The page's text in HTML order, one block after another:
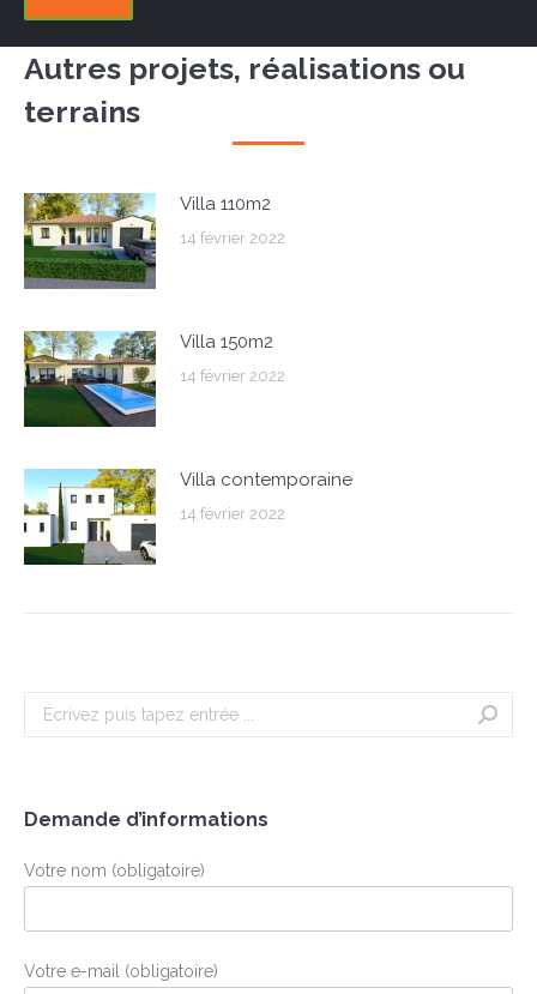
Autres projets, réalisations ou
terrains
Villa 110m2
14 février 2022
Villa 150m2
14 février 2022
Villa contemporaine
14 février 2022
Search:
Demande d’informations
Votre nom (obligatoire)
Votre e-mail (obligatoire)